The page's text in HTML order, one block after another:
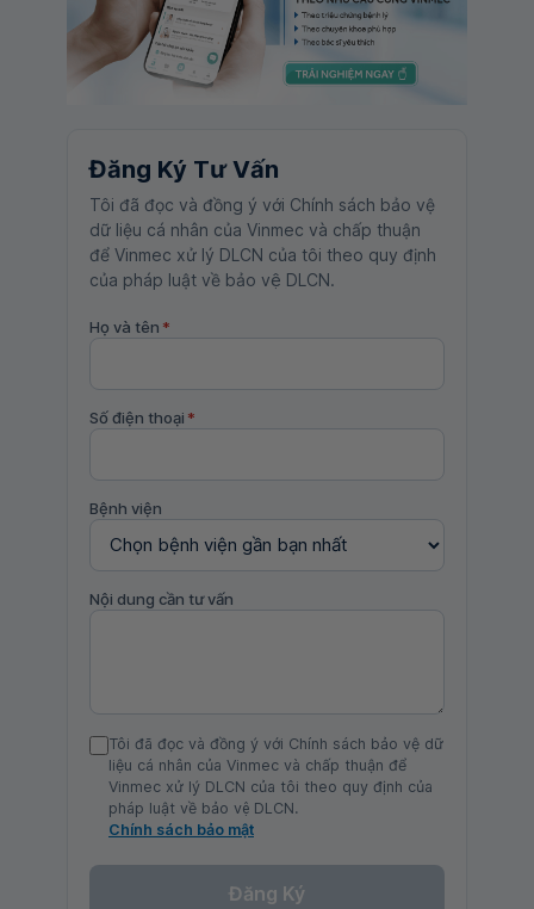
Đăng Ký Tư Vấn
Tôi đã đọc và đồng ý với Chính sách bảo vệ
dữ liệu cá nhân của Vinmec và chấp thuận
để Vinmec xử lý DLCN của tôi theo quy định
của pháp luật về bảo vệ DLCN.
Họ và tên *
Số điện thoại *
Bệnh viện
Nội dung cần tư vấn
Tôi đã đọc và đồng ý với Chính sách bảo vệ dữ
liệu cá nhân của Vinmec và chấp thuận để
Vinmec xử lý DLCN của tôi theo quy định của
pháp luật về bảo vệ DLCN.
Chính sách bảo mật
Đăng Ký